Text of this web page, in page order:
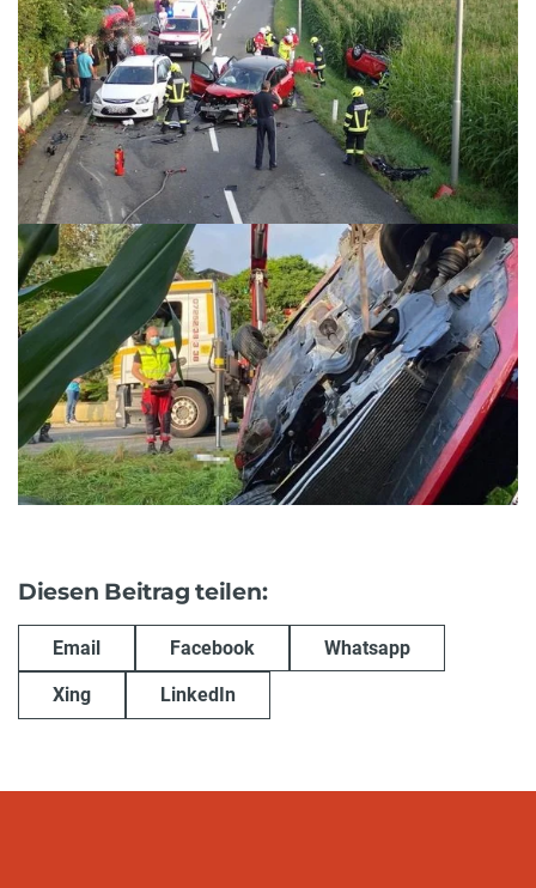
Diesen Beitrag teilen:
Email Facebook Whatsapp
Xing LinkedIn